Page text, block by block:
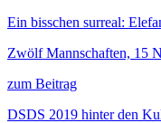
Ein bisschen surreal:
Zwölf Mannschaften, 15
zum Beitrag
DSDS 2019 hinter den